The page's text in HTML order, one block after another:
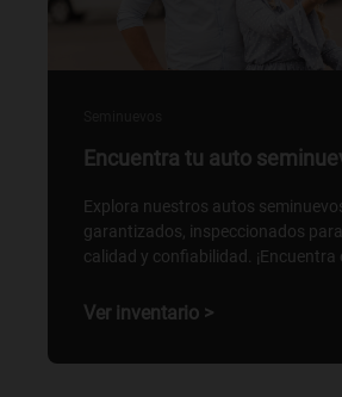
Encuentra tu auto
Explora nuestros autos
garantizados, inspeccionados
calidad y confiabilidad. ¡Encuentra
Ver inventario >